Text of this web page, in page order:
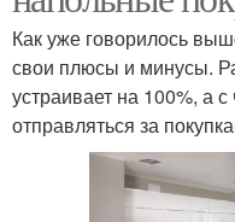
Как уже говорилось
свои плюсы и минусы.
устраивает на 100%, а
отправляться за